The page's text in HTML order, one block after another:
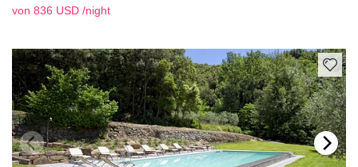
von 836 USD /night